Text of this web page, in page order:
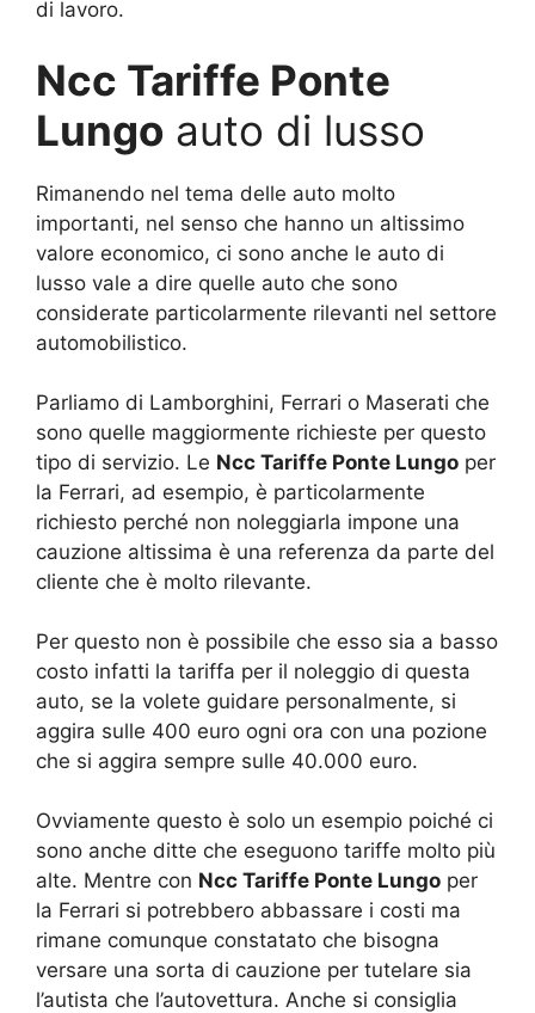
di lavoro.
Ncc Tariffe Ponte
Lungo auto di lusso
Rimanendo nel tema delle auto molto
importanti, nel senso che hanno un altissimo
valore economico, ci sono anche le auto di
lusso vale a dire quelle auto che sono
considerate particolarmente rilevanti nel settore
automobilistico.
Parliamo di Lamborghini, Ferrari o Maserati che
sono quelle maggiormente richieste per questo
tipo di servizio. Le Ncc Tariffe Ponte Lungo per
la Ferrari, ad esempio, è particolarmente
richiesto perché non noleggiarla impone una
cauzione altissima è una referenza da parte del
cliente che è molto rilevante.
Per questo non è possibile che esso sia a basso
costo infatti la tariffa per il noleggio di questa
auto, se la volete guidare personalmente, si
aggira sulle 400 euro ogni ora con una pozione
che si aggira sempre sulle 40.000 euro.
Ovviamente questo è solo un esempio poiché ci
sono anche ditte che eseguono tariffe molto più
alte. Mentre con Ncc Tariffe Ponte Lungo per
la Ferrari si potrebbero abbassare i costi ma
rimane comunque constatato che bisogna
versare una sorta di cauzione per tutelare sia
l’autista che l’autovettura. Anche si consiglia